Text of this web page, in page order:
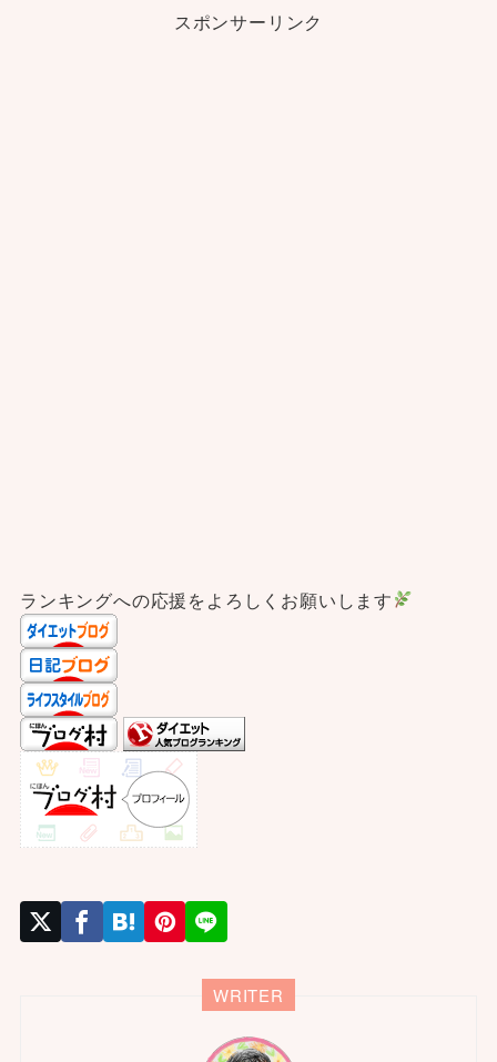
スポンサーリンク
ランキングへの応援をよろしくお願いします
WRITER